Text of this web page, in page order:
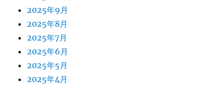
2025年9月
2025年8月
2025年7月
2025年6月
2025年5月
2025年4月